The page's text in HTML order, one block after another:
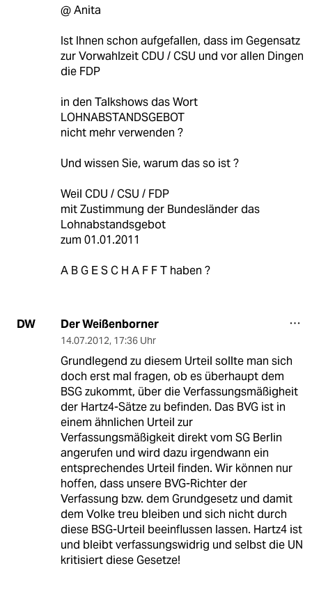
@ Anita
Ist Ihnen schon aufgefallen, dass im Gegensatz
zur Vorwahlzeit CDU / CSU und vor allen Dingen
die FDP
in den Talkshows das Wort
LOHNABSTANDSGEBOT
nicht mehr verwenden ?
Und wissen Sie, warum das so ist ?
Weil CDU / CSU / FDP
mit Zustimmung der Bundesländer das
Lohnabstandsgebot
zum 01.01.2011
A B G E S C H A F F T haben ?
DW Der Weißenborner
14.07.2012, 17:36 Uhr
Grundlegend zu diesem Urteil sollte man sich
doch erst mal fragen, ob es überhaupt dem
BSG zukommt, über die Verfassungsmäßigheit
der Hartz4-Sätze zu befinden. Das BVG ist in
einem ähnlichen Urteil zur
Verfassungsmäßigkeit direkt vom SG Berlin
angerufen und wird dazu irgendwann ein
entsprechendes Urteil finden. Wir können nur
hoffen, dass unsere BVG-Richter der
Verfassung bzw. dem Grundgesetz und damit
dem Volke treu bleiben und sich nicht durch
diese BSG-Urteil beeinflussen lassen. Hartz4 ist
und bleibt verfassungswidrig und selbst die UN
kritisiert diese Gesetze!